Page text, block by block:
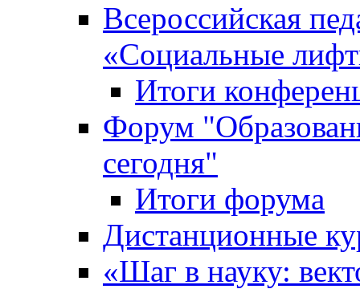
Всероссийская
«Cоциальные
Итоги
Форум
сегодня"
Итоги форума
Дистанционные
«Шаг в науку: